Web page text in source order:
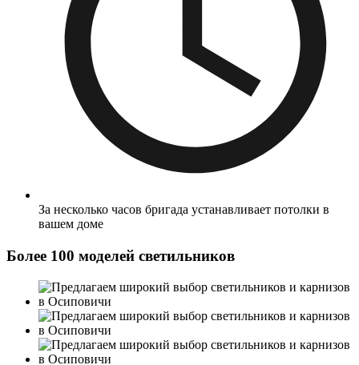
За несколько часов бригада устанавливает потолки в
вашем доме
Более 100 моделей светильников